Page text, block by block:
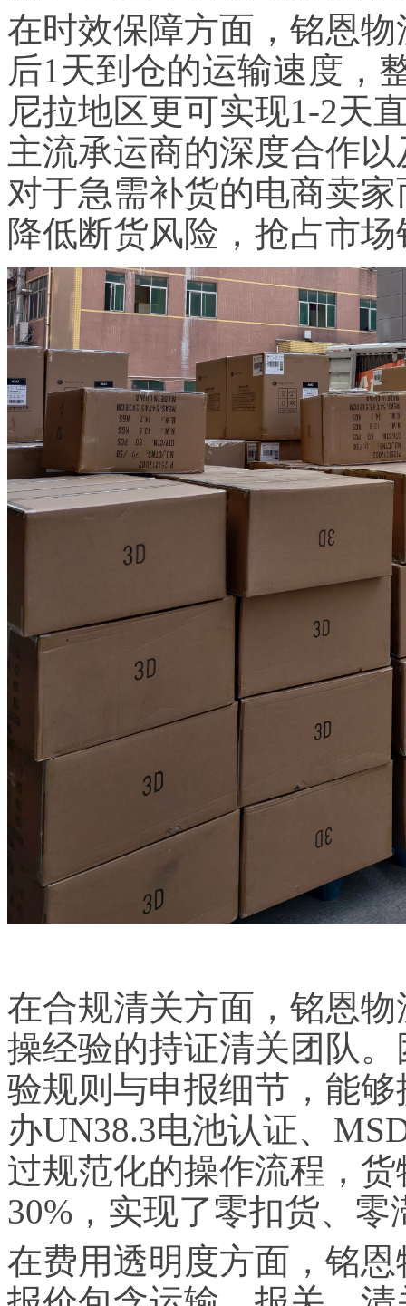
在时效保障方面，铭恩
后1天到仓的运输速度，
尼拉地区更可实现1-2天
主流承运商的深度合作
对于急需补货的电商卖
降低断货风险，抢占市
在合规清关方面，铭恩
操经验的持证清关团队
验规则与申报细节，能
办UN38.3电池认证、
过规范化的操作流程，
30%，实现了零扣货、
在费用透明度方面，铭